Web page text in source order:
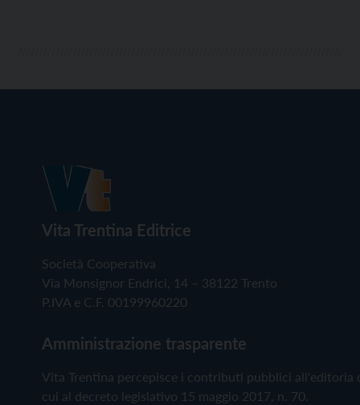
Vita Trentina Editrice
Società Cooperativa
Via Monsignor Endrici, 14 – 38122 Trento
P.IVA e C.F. 00199960220
Amministrazione trasparente
Vita Trentina percepisce i contributi pubblici all'editoria
cui al decreto legislativo 15 maggio 2017, n. 70.